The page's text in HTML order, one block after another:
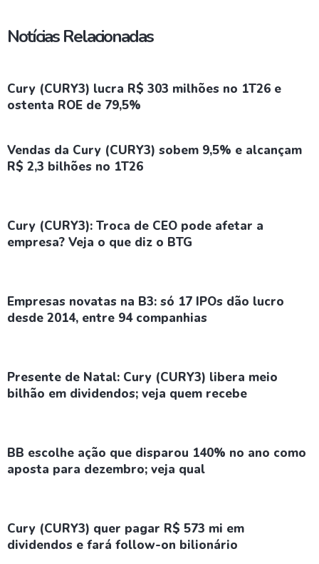
Notícias Relacionadas
Cury (CURY3) lucra R$ 303 milhões no 1T26 e
ostenta ROE de 79,5%
Vendas da Cury (CURY3) sobem 9,5% e alcançam
R$ 2,3 bilhões no 1T26
Cury (CURY3): Troca de CEO pode afetar a
empresa? Veja o que diz o BTG
Empresas novatas na B3: só 17 IPOs dão lucro
desde 2014, entre 94 companhias
Presente de Natal: Cury (CURY3) libera meio
bilhão em dividendos; veja quem recebe
BB escolhe ação que disparou 140% no ano como
aposta para dezembro; veja qual
Cury (CURY3) quer pagar R$ 573 mi em
dividendos e fará follow-on bilionário